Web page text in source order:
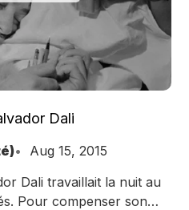
Dali
Aug 15, 2015
Dali travaillait la nuit au
Pour compenser son